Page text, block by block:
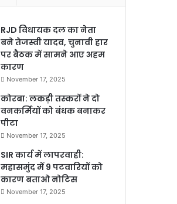
RJD विधायक दल का नेता
बने तेजस्वी यादव, चुनावी हार
पर बैठक में सामने आए अहम
कारण
November 17, 2025
कोरबा: लकड़ी तस्करों ने दो
वनकर्मियों को बंधक बनाकर
पीटा
November 17, 2025
SIR कार्य में लापरवाही:
महासमुंद में 9 पटवारियों को
कारण बताओ नोटिस
November 17, 2025